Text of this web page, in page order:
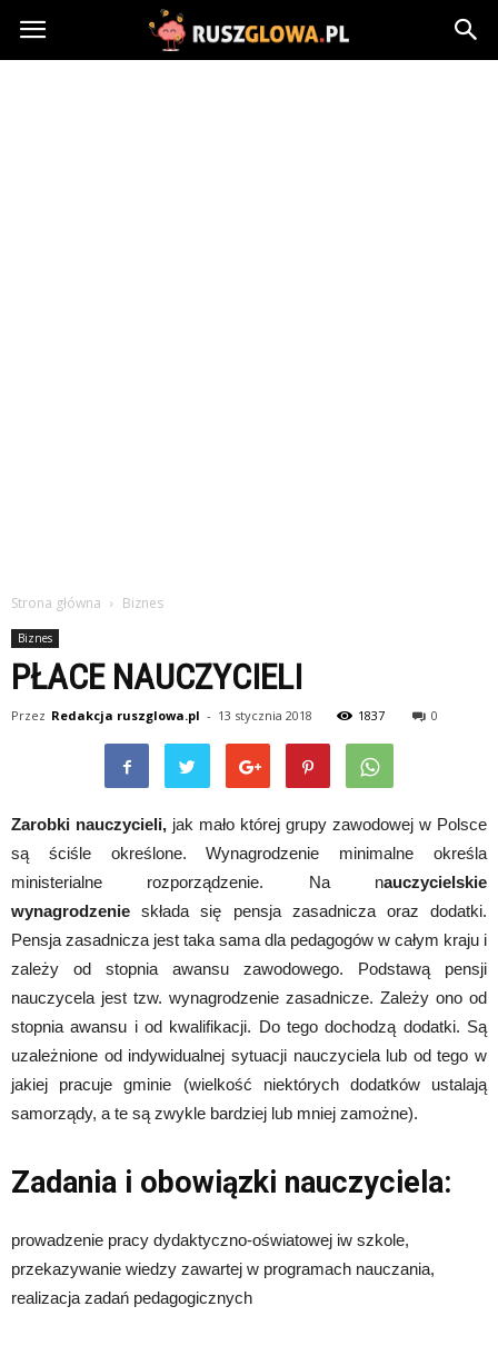
Ruszglowa.pl
Strona główna Biznes
Biznes
PŁACE NAUCZYCIELI
Przez Redakcja ruszglowa.pl - 13 stycznia 2018 1837 0
Zarobki nauczycieli, jak mało której grupy zawodowej w Polsce
są ściśle określone. Wynagrodzenie minimalne określa
ministerialne rozporządzenie. Na nauczycielskie
wynagrodzenie składa się pensja zasadnicza oraz dodatki.
Pensja zasadnicza jest taka sama dla pedagogów w całym kraju i
zależy od stopnia awansu zawodowego. Podstawą pensji
nauczycela jest tzw. wynagrodzenie zasadnicze. Zależy ono od
stopnia awansu i od kwalifikacji. Do tego dochodzą dodatki. Są
uzależnione od indywidualnej sytuacji nauczyciela lub od tego w
jakiej pracuje gminie (wielkość niektórych dodatków ustalają
samorządy, a te są zwykle bardziej lub mniej zamożne).
Zadania i obowiązki nauczyciela:
prowadzenie pracy dydaktyczno-oświatowej iw szkole,
przekazywanie wiedzy zawartej w programach nauczania,
realizacja zadań pedagogicznych